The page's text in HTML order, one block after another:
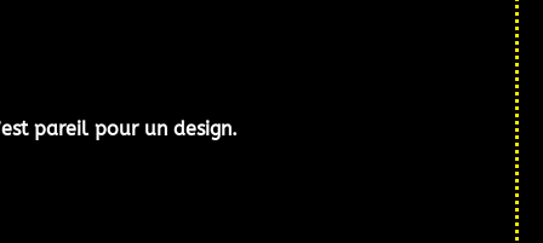
pareil pour un design.